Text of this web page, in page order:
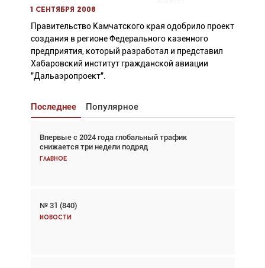
1 сентября 2008
Правительство Камчатского края одобрило проект
создания в регионе Федерального казенного
предприятия, который разработал и представил
Хабаровский институт гражданской авиации
"Дальаэропроект".
Последнее Популярное
Впервые с 2024 года глобальный трафик
снижается три недели подряд
Главное
№ 31 (840)
Новости
Взгляд с высоты: тандем вертолётов и БПЛА в
спасательных операциях
Главное
Авиационный фотограф Дэйв Кох: «Фотография
говорит сама за себя... а ИИ всё портит»